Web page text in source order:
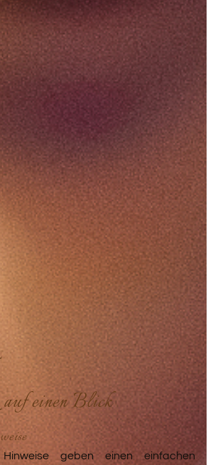
einen Blick
geben einen einfachen